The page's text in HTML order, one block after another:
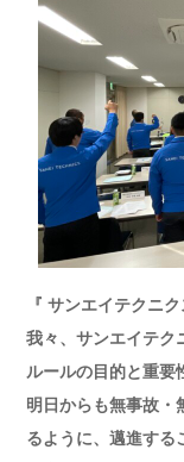
『 サンエイテクニク
我々、サンエイテク
ルールの目的と重要
明日からも無事故・
るように、邁進する